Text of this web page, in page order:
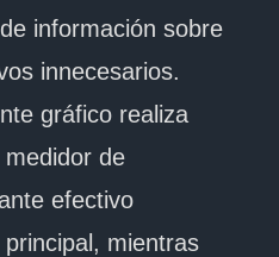
información sobre
innecesarios.
gráfico realiza
de
efectivo
mientras